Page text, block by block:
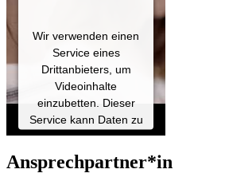
Akzeptieren
Powered by
Usercentrics Consent
Management Platform
Wir verwenden einen
Service eines
Drittanbieters, um
Videoinhalte
einzubetten. Dieser
Service kann Daten zu
Ihren Aktivitäten
sammeln. Bitte lesen
Sie die Details durch
Ansprechpartner*in